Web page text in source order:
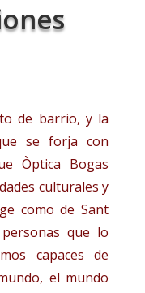
de barrio, y la
se forja con
Òptica Bogas
culturales y
como de Sant
que lo
capaces de
el mundo